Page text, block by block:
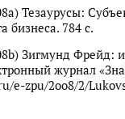
Тезаурусы:
бизнеса. 784 с.
Зигмунд Фрейд:
журнал
e-zpu/2oo8/2/